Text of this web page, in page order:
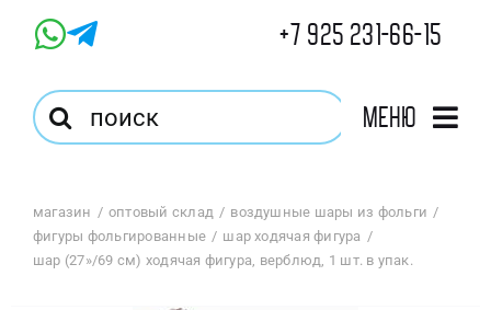
+7 925 231-66-15
Результат
поиска:
Меню
Магазин
магазин оптовый склад
воздушные шары из фольги
фигуры фольгированные
шар ходячая фигура
шар (27»/69 см) ходячая фигура, верблюд, 1 шт. в упак.